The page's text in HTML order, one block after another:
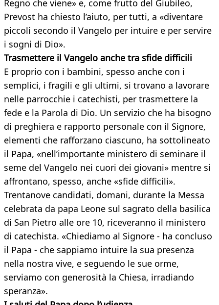
Regno che viene» e, come frutto del Giubileo,
Prevost ha chiesto l’aiuto, per tutti, a «diventare
piccoli secondo il Vangelo per intuire e per servire
i sogni di Dio».
Trasmettere il Vangelo anche tra sfide difficili
E proprio con i bambini, spesso anche con i
semplici, i fragili e gli ultimi, si trovano a lavorare
nelle parrocchie i catechisti, per trasmettere la
fede e la Parola di Dio. Un servizio che ha bisogno
di preghiera e rapporto personale con il Signore,
elementi che rafforzano ciascuno, ha sottolineato
il Papa, «nell’importante ministero di seminare il
seme del Vangelo nei cuori dei giovani» mentre si
affrontano, spesso, anche «sfide difficili».
Trentanove candidati, domani, durante la Messa
celebrata da papa Leone sul sagrato della basilica
di San Pietro alle ore 10, riceveranno il ministero
di catechista. «Chiediamo al Signore - ha concluso
il Papa - che sappiamo intuire la sua presenza
nella nostra vive, e seguendo le sue orme,
serviamo con generosità la Chiesa, irradiando
speranza».